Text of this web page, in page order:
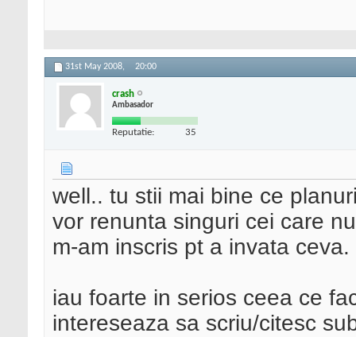
31st May 2008, 20:00
crash
Ambasador
Reputatie: 35
well.. tu stii mai bine ce
vor renunta singuri cei care
m-am inscris pt a invata ceva.
iau foarte in serios ceea ce
intereseaza sa scriu/citesc